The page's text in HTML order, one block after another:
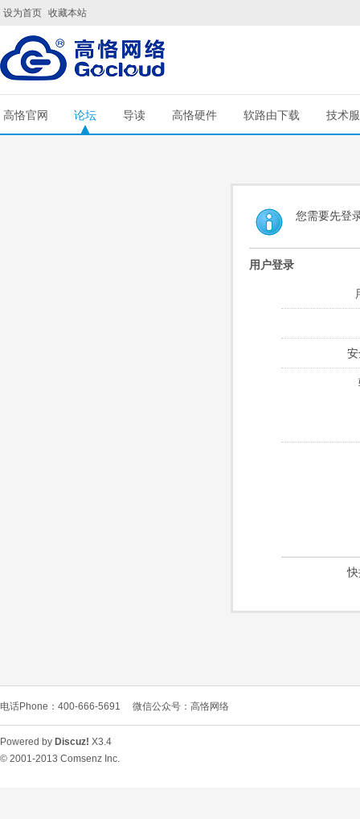
设为首页 收藏本站
高恪官网 论坛 导读 高恪硬件 软路由下载 技术
您需要先登
用户登录
电话Phone：400-666-5691 微信公众号：高恪网络
Powered by Discuz! X3.4
© 2001-2013 Comsenz Inc.